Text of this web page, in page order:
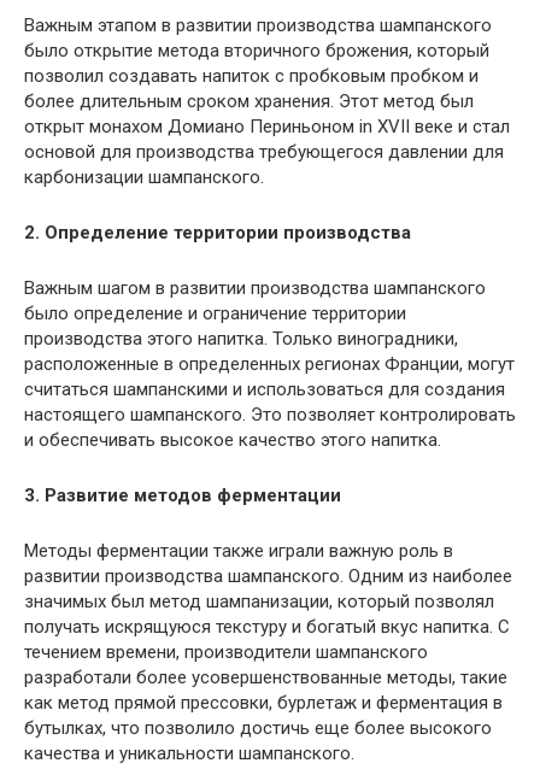
Важным этапом в развитии производства шампанского
было открытие метода вторичного брожения, который
позволил создавать напиток с пробковым пробком и
более длительным сроком хранения. Этот метод был
открыт монахом Домиано Периньоном in XVII веке и стал
основой для производства требующегося давлении для
карбонизации шампанского.
2. Определение территории производства
Важным шагом в развитии производства шампанского
было определение и ограничение территории
производства этого напитка. Только виноградники,
расположенные в определенных регионах Франции, могут
считаться шампанскими и использоваться для создания
настоящего шампанского. Это позволяет контролировать
и обеспечивать высокое качество этого напитка.
3. Развитие методов ферментации
Методы ферментации также играли важную роль в
развитии производства шампанского. Одним из наиболее
значимых был метод шампанизации, который позволял
получать искрящуюся текстуру и богатый вкус напитка. С
течением времени, производители шампанского
разработали более усовершенствованные методы, такие
как метод прямой прессовки, бурлетаж и ферментация в
бутылках, что позволило достичь еще более высокого
качества и уникальности шампанского.